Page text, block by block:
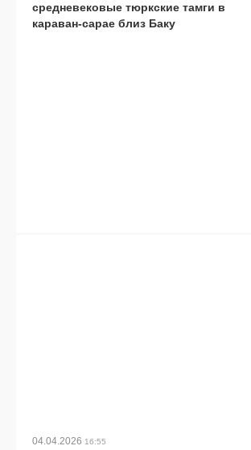
средневековые тюркские тамги в
караван-сарае близ Баку
04.04.2026 16:55